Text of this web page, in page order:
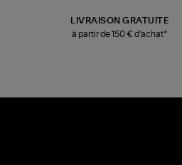
LIVRAISON GRATUITE
à partir de 150 € d'achat*